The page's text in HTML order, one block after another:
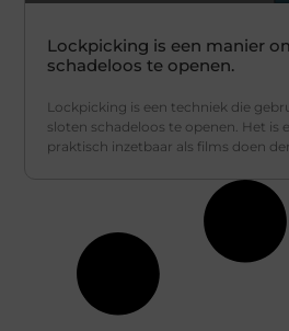
Lockpicking is een manier
schadeloos te openen.
Lockpicking is een techniek die
sloten schadeloos te openen. Het is
praktisch inzetbaar als films doen